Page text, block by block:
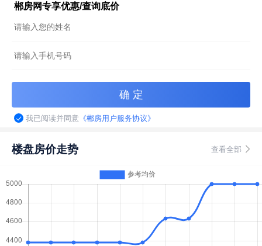
郴房网专享优惠/查询底价
我已阅读并同意 《郴房用户服务协议》
楼盘房价走势 查看全部